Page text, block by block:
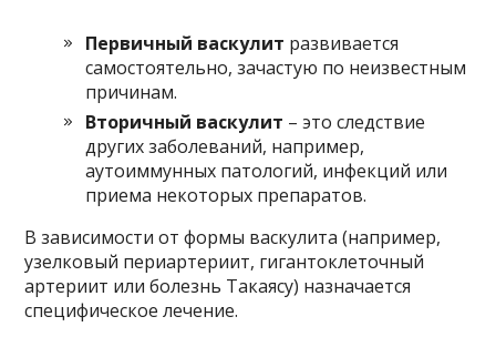
Первичный васкулит развивается
самостоятельно, зачастую по неизвестным
причинам.
Вторичный васкулит – это следствие
других заболеваний, например,
аутоиммунных патологий, инфекций или
приема некоторых препаратов.
В зависимости от формы васкулита (например,
узелковый периартериит, гигантоклеточный
артериит или болезнь Такаясу) назначается
специфическое лечение.